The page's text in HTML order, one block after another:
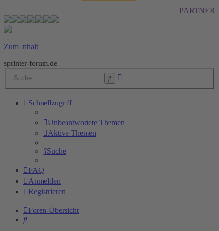
PARTNER
Zum Inhalt
sprinter-forum.de
Suche
Schnellzugriff
Unbeantwortete Themen
Aktive Themen
Suche
FAQ
Anmelden
Registrieren
Foren-Übersicht
Suche